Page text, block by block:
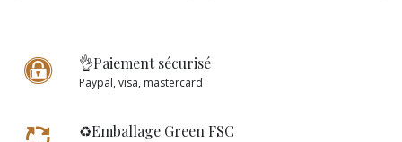
👌Paiement sécurisé
Paypal, visa, mastercard
♻️Emballage Green FSC